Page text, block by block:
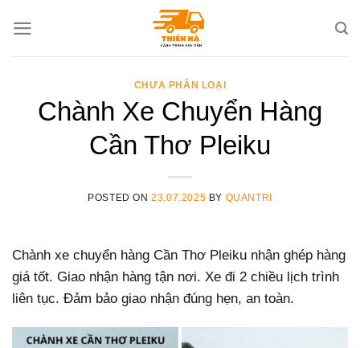
CHƯA PHÂN LOẠI
Chành Xe Chuyển Hàng
Cần Thơ Pleiku
POSTED ON23.07.2025 BY QUANTRI
Chành xe chuyển hàng Cần Thơ Pleiku nhận ghép hàng
giá tốt. Giao nhận hàng tận nơi. Xe đi 2 chiều lịch trình
liên tục. Đảm bảo giao nhận đúng hẹn, an toàn.